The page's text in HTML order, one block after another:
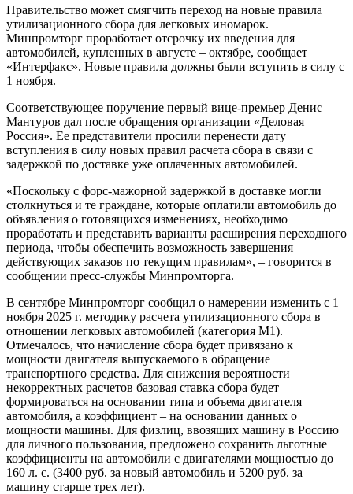
Правительство может смягчить переход на новые правила
утилизационного сбора для легковых иномарок.
Минпромторг проработает отсрочку их введения для
автомобилей, купленных в августе – октябре, сообщает
«Интерфакс». Новые правила должны были вступить в силу с
1 ноября.
Соответствующее поручение первый вице-премьер Денис
Мантуров дал после обращения организации «Деловая
Россия». Ее представители просили перенести дату
вступления в силу новых правил расчета сбора в связи с
задержкой по доставке уже оплаченных автомобилей.
«Поскольку с форс-мажорной задержкой в доставке могли
столкнуться и те граждане, которые оплатили автомобиль до
объявления о готовящихся изменениях, необходимо
проработать и представить варианты расширения переходного
периода, чтобы обеспечить возможность завершения
действующих заказов по текущим правилам», – говорится в
сообщении пресс-службы Минпромторга.
В сентябре Минпромторг сообщил о намерении изменить с 1
ноября 2025 г. методику расчета утилизационного сбора в
отношении легковых автомобилей (категория М1).
Отмечалось, что начисление сбора будет привязано к
мощности двигателя выпускаемого в обращение
транспортного средства. Для снижения вероятности
некорректных расчетов базовая ставка сбора будет
формироваться на основании типа и объема двигателя
автомобиля, а коэффициент – на основании данных о
мощности машины. Для физлиц, ввозящих машину в Россию
для личного пользования, предложено сохранить льготные
коэффициенты на автомобили с двигателями мощностью до
160 л. с. (3400 руб. за новый автомобиль и 5200 руб. за
машину старше трех лет).